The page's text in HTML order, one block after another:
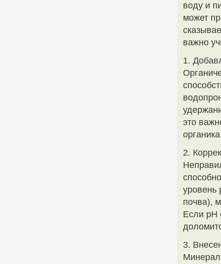
воду и
может
важно
1.
это
2.
уровень
почва),
Если pH
3.